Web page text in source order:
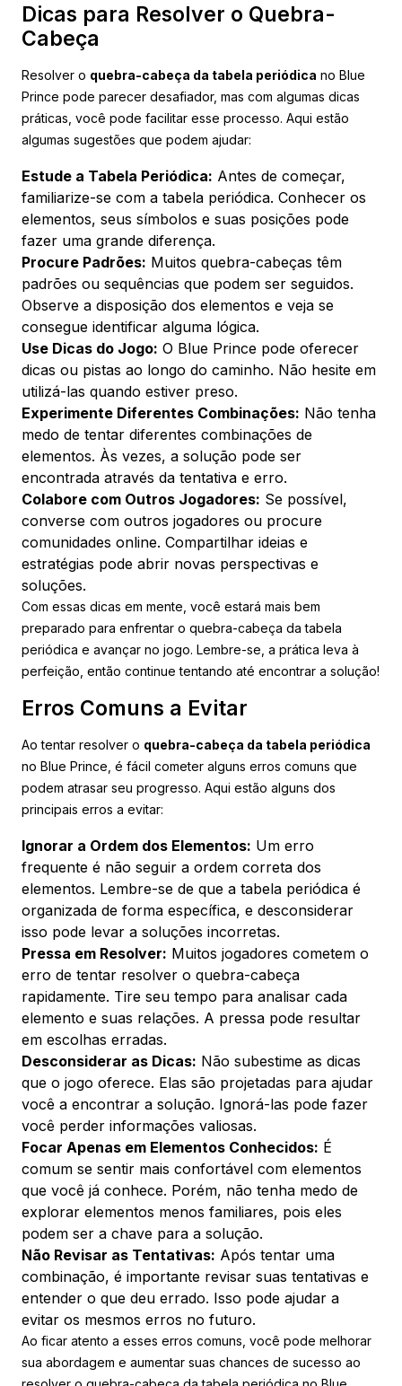
Dicas para Resolver o Quebra-
Cabeça
Resolver o quebra-cabeça da tabela periódica no Blue
Prince pode parecer desafiador, mas com algumas dicas
práticas, você pode facilitar esse processo. Aqui estão
algumas sugestões que podem ajudar:
Estude a Tabela Periódica: Antes de começar,
familiarize-se com a tabela periódica. Conhecer os
elementos, seus símbolos e suas posições pode
fazer uma grande diferença.
Procure Padrões: Muitos quebra-cabeças têm
padrões ou sequências que podem ser seguidos.
Observe a disposição dos elementos e veja se
consegue identificar alguma lógica.
Use Dicas do Jogo: O Blue Prince pode oferecer
dicas ou pistas ao longo do caminho. Não hesite em
utilizá-las quando estiver preso.
Experimente Diferentes Combinações: Não tenha
medo de tentar diferentes combinações de
elementos. Às vezes, a solução pode ser
encontrada através da tentativa e erro.
Colabore com Outros Jogadores: Se possível,
converse com outros jogadores ou procure
comunidades online. Compartilhar ideias e
estratégias pode abrir novas perspectivas e
soluções.
Com essas dicas em mente, você estará mais bem
preparado para enfrentar o quebra-cabeça da tabela
periódica e avançar no jogo. Lembre-se, a prática leva à
perfeição, então continue tentando até encontrar a solução!
Erros Comuns a Evitar
Ao tentar resolver o quebra-cabeça da tabela periódica
no Blue Prince, é fácil cometer alguns erros comuns que
podem atrasar seu progresso. Aqui estão alguns dos
principais erros a evitar:
Ignorar a Ordem dos Elementos: Um erro
frequente é não seguir a ordem correta dos
elementos. Lembre-se de que a tabela periódica é
organizada de forma específica, e desconsiderar
isso pode levar a soluções incorretas.
Pressa em Resolver: Muitos jogadores cometem o
erro de tentar resolver o quebra-cabeça
rapidamente. Tire seu tempo para analisar cada
elemento e suas relações. A pressa pode resultar
em escolhas erradas.
Desconsiderar as Dicas: Não subestime as dicas
que o jogo oferece. Elas são projetadas para ajudar
você a encontrar a solução. Ignorá-las pode fazer
você perder informações valiosas.
Focar Apenas em Elementos Conhecidos: É
comum se sentir mais confortável com elementos
que você já conhece. Porém, não tenha medo de
explorar elementos menos familiares, pois eles
podem ser a chave para a solução.
Não Revisar as Tentativas: Após tentar uma
combinação, é importante revisar suas tentativas e
entender o que deu errado. Isso pode ajudar a
evitar os mesmos erros no futuro.
Ao ficar atento a esses erros comuns, você pode melhorar
sua abordagem e aumentar suas chances de sucesso ao